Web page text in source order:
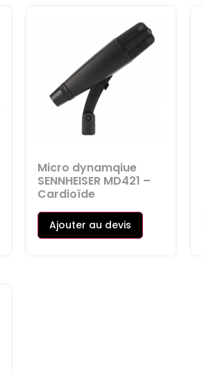
Micro dynamqiue
SENNHEISER MD421 –
Cardioïde
Ajouter au devis